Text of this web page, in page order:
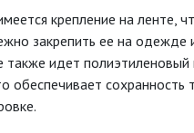
крепление на ленте,
закрепить ее на одежде
также идет полиэтиленовый
обеспечивает сохранность